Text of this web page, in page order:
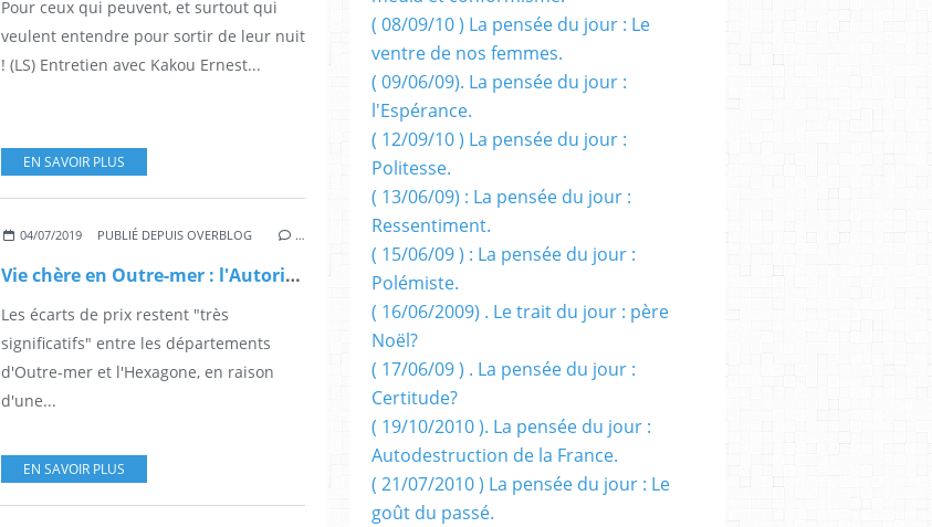
Pour ceux qui peuvent, et surtout qui
veulent entendre pour sortir de leur nuit
! (LS) Entretien avec Kakou Ernest...
EN SAVOIR PLUS
04/07/2019 PUBLIÉ DEPUIS OVERBLOG …
Vie chère en Outre-mer : l'Autorité de la concurrence pointe la taxe locale
Les écarts de prix restent "très
significatifs" entre les départements
d'Outre-mer et l'Hexagone, en raison
d'une...
EN SAVOIR PLUS
( 08/09/10 ) La pensée du jour : Le
ventre de nos femmes.
( 09/06/09). La pensée du jour :
l'Espérance.
( 12/09/10 ) La pensée du jour :
Politesse.
( 13/06/09) : La pensée du jour :
Ressentiment.
( 15/06/09 ) : La pensée du jour :
Polémiste.
( 16/06/2009) . Le trait du jour : père
Noël?
( 17/06/09 ) . La pensée du jour :
Certitude?
( 19/10/2010 ). La pensée du jour :
Autodestruction de la France.
( 21/07/2010 ) La pensée du jour : Le
goût du passé.